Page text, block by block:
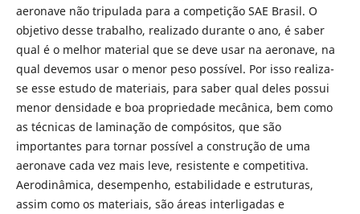
aeronave não tripulada para a competição SAE Brasil. O
objetivo desse trabalho, realizado durante o ano, é saber
qual é o melhor material que se deve usar na aeronave, na
qual devemos usar o menor peso possível. Por isso realiza-
se esse estudo de materiais, para saber qual deles possui
menor densidade e boa propriedade mecânica, bem como
as técnicas de laminação de compósitos, que são
importantes para tornar possível a construção de uma
aeronave cada vez mais leve, resistente e competitiva.
Aerodinâmica, desempenho, estabilidade e estruturas,
assim como os materiais, são áreas interligadas e